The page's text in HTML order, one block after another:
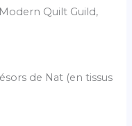
Quilt Guild,
de Nat (en tissus